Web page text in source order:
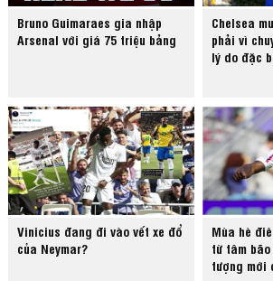
Bruno Guimaraes gia nhập
Arsenal với giá 75 triệu bảng
Chelsea
phải vì
lý do đặc
Vinicius đang đi vào vết xe đổ
của Neymar?
Mùa hè
từ tâm bão
tượng mới